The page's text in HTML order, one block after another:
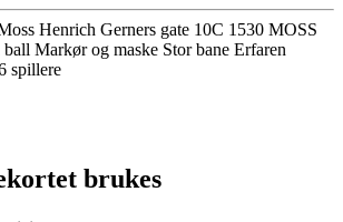
Henrich Gerners gate 10C 1530 MOSS
Markør og maske Stor bane Erfaren
spillere
brukes